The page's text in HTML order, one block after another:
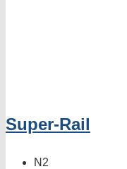
Super-Rail
N2